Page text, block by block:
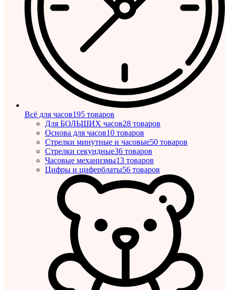
Всё для часов195 товаров
Для БОЛЬШИХ часов28 товаров
Основа для часов10 товаров
Стрелки минутные и часовые50 товаров
Стрелки секундные36 товаров
Часовые механизмы13 товаров
Цифры и циферблаты56 товаров